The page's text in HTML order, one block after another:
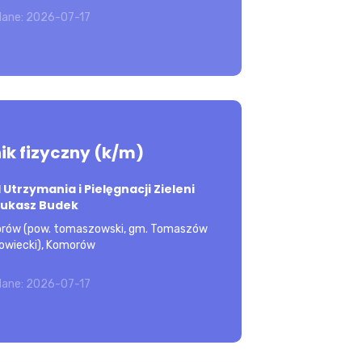
2026-07-17
OFERTĘ
fizyczny (k/m)
Utrzymania i Pielęgnacji Zieleni
Budek
(pow. tomaszowski, gm. Tomaszów
Komorów
2026-07-17
podstawowe Wymagania inne: